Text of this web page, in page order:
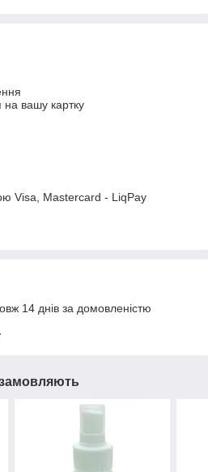
на вашу картку
Visa, Mastercard - LiqPay
14 днів за домовленістю